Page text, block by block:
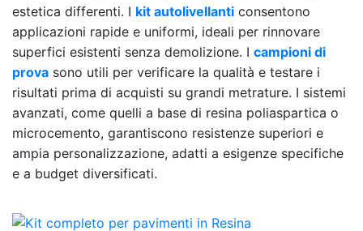
estetica differenti. I kit autolivellanti consentono
applicazioni rapide e uniformi, ideali per rinnovare
superfici esistenti senza demolizione. I campioni di
prova sono utili per verificare la qualità e testare i
risultati prima di acquisti su grandi metrature. I sistemi
avanzati, come quelli a base di resina poliaspartica o
microcemento, garantiscono resistenze superiori e
ampia personalizzazione, adatti a esigenze specifiche
e a budget diversificati.